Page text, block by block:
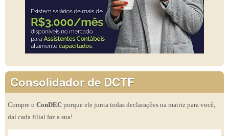
Consolidador de DCTF
Compre o ConDEC porque ele junta todas declarações na matriz para você,
daí cada filial faz a sua!